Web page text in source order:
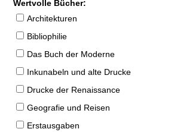
Wertvolle Bücher:
Architekturen
Bibliophilie
Das Buch der Moderne
Inkunabeln und alte Drucke
Drucke der Renaissance
Geografie und Reisen
Erstausgaben